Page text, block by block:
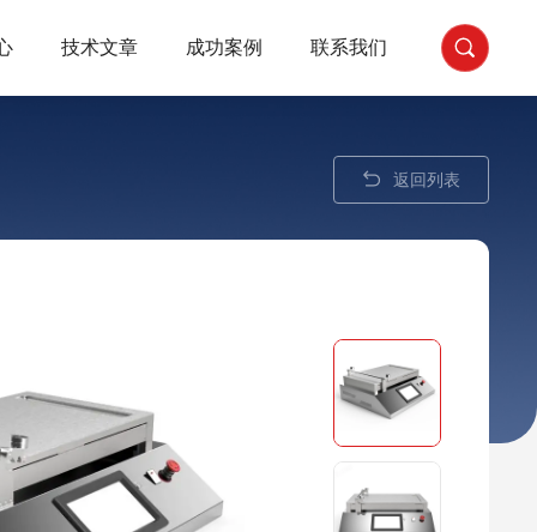
技术文章 成功案例 联系我们
返回列表